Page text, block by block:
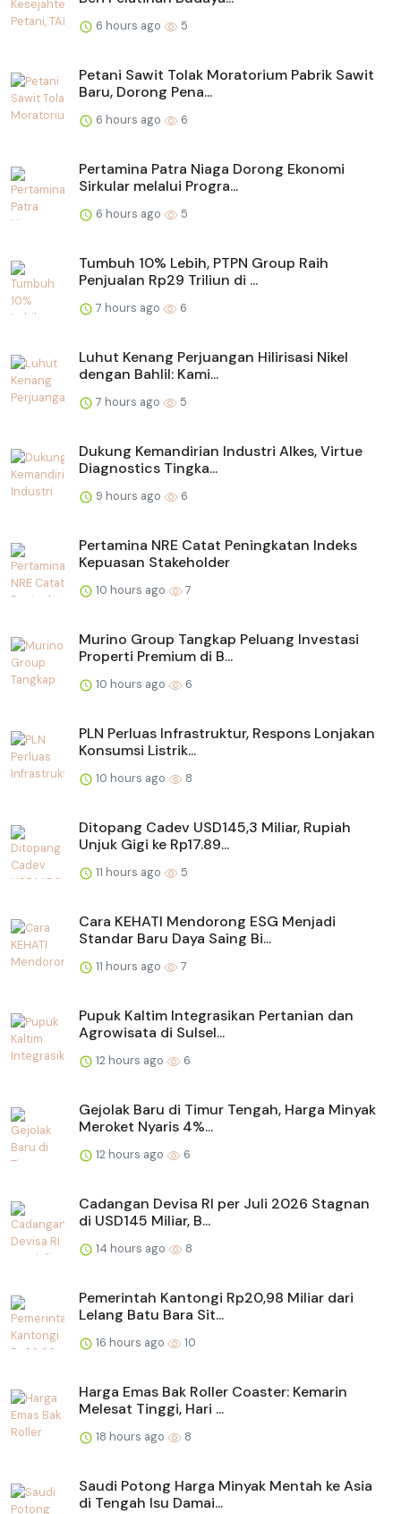
6 hours ago 5
Petani Sawit Tolak Moratorium Pabrik Sawit
Baru, Dorong Pena...
6 hours ago 6
Pertamina Patra Niaga Dorong Ekonomi
Sirkular melalui Progra...
6 hours ago 5
Tumbuh 10% Lebih, PTPN Group Raih
Penjualan Rp29 Triliun di ...
7 hours ago 6
Luhut Kenang Perjuangan Hilirisasi Nikel
dengan Bahlil: Kami...
7 hours ago 5
Dukung Kemandirian Industri Alkes, Virtue
Diagnostics Tingka...
9 hours ago 6
Pertamina NRE Catat Peningkatan Indeks
Kepuasan Stakeholder
10 hours ago 7
Murino Group Tangkap Peluang Investasi
Properti Premium di B...
10 hours ago 6
PLN Perluas Infrastruktur, Respons Lonjakan
Konsumsi Listrik...
10 hours ago 8
Ditopang Cadev USD145,3 Miliar, Rupiah
Unjuk Gigi ke Rp17.89...
11 hours ago 5
Cara KEHATI Mendorong ESG Menjadi
Standar Baru Daya Saing Bi...
11 hours ago 7
Pupuk Kaltim Integrasikan Pertanian dan
Agrowisata di Sulsel...
12 hours ago 6
Gejolak Baru di Timur Tengah, Harga Minyak
Meroket Nyaris 4%...
12 hours ago 6
Cadangan Devisa RI per Juli 2026 Stagnan
di USD145 Miliar, B...
14 hours ago 8
Pemerintah Kantongi Rp20,98 Miliar dari
Lelang Batu Bara Sit...
16 hours ago 10
Harga Emas Bak Roller Coaster: Kemarin
Melesat Tinggi, Hari ...
18 hours ago 8
Saudi Potong Harga Minyak Mentah ke Asia
di Tengah Isu Damai...